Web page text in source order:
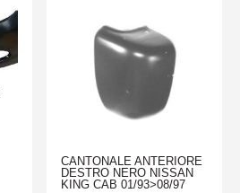
CANTONALE ANTERIORE
DESTRO NERO NISSAN
KING CAB 01/93>08/97